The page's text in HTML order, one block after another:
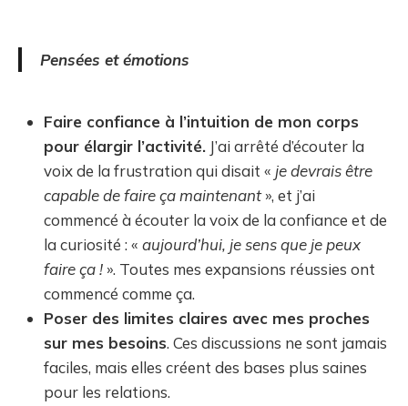
Pensées et émotions
Faire confiance à l’intuition de mon corps
pour élargir l’activité. J’ai arrêté d’écouter la
voix de la frustration qui disait « je devrais être
capable de faire ça maintenant», et j’ai
commencé à écouter la voix de la confiance et de
la curiosité : « aujourd’hui, je sens que je peux
faire ça ! ». Toutes mes expansions réussies ont
commencé comme ça.
Poser des limites claires avec mes proches
sur mes besoins. Ces discussions ne sont jamais
faciles, mais elles créent des bases plus saines
pour les relations.